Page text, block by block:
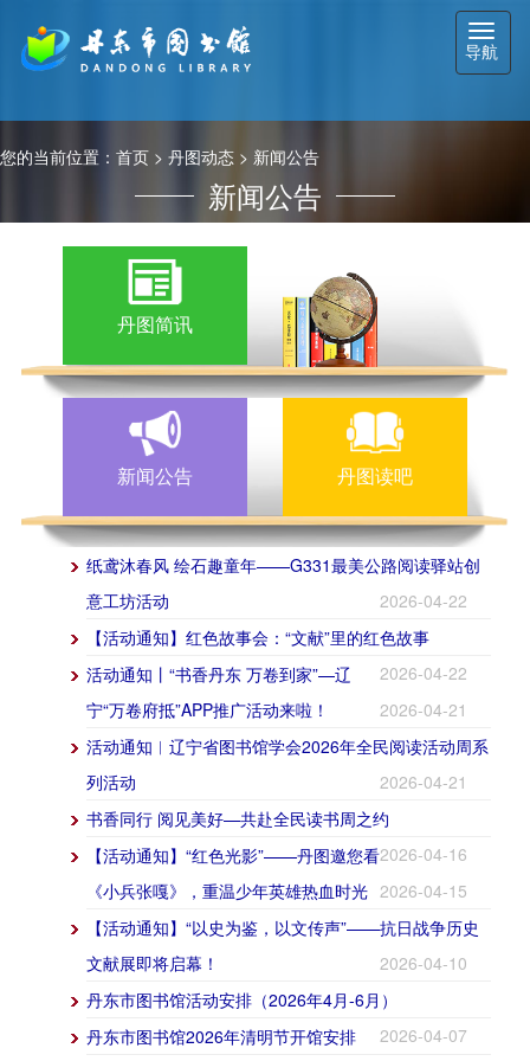
切
换
导
导航
您的当前位置： 首页 > 丹图动态 > 新闻公告
新闻公告
丹图简讯
新闻公告 丹图读吧
纸鸢沐春风 绘石趣童年——G331最美公路阅读驿站创
意工坊活动
2026-04-22
【活动通知】红色故事会：“文献”里的红色故事
2026-04-22
活动通知丨“书香丹东 万卷到家”—辽
宁“万卷府抵”APP推广活动来啦！
2026-04-21
活动通知︳辽宁省图书馆学会2026年全民阅读活动周系
列活动
2026-04-21
书香同行 阅见美好—共赴全民读书周之约
2026-04-16
【活动通知】“红色光影”——丹图邀您看
《小兵张嘎》，重温少年英雄热血时光 2026-04-15
【活动通知】“以史为鉴，以文传声”——抗日战争历史
文献展即将启幕！
2026-04-10
丹东市图书馆活动安排（2026年4月-6月）
2026-04-07
丹东市图书馆2026年清明节开馆安排